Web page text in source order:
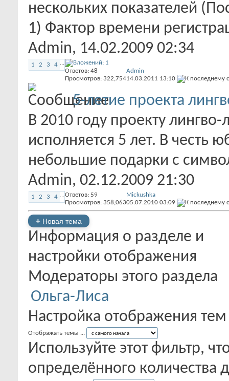
нескольких показателей
1) Фактор времени
Admin, 14.02.2009 02:34
1 2 3 ...
4
Ответов: 48
Просмотров: 322,754
Admin
14.03.2011 13:10
5-летие проекта
В 2010 году проекту
исполняется 5 лет. В честь
небольшие подарки с
Admin, 02.12.2009 21:30
1 2 3 ...
4 Ответов: 59
Просмотров: 358,063
Mickushka
05.07.2010 03:09
+ Новая тема
Информация о разделе и
настройки отображения
Модераторы этого раздела
Ольга-Лиса
Настройка отображения тем
Отображать темы ...
Используйте этот фильтр,
определённого количества